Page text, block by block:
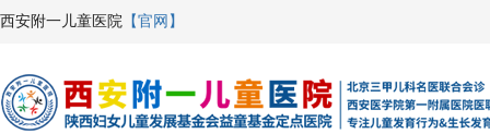
西安附一儿童医院 【官网】